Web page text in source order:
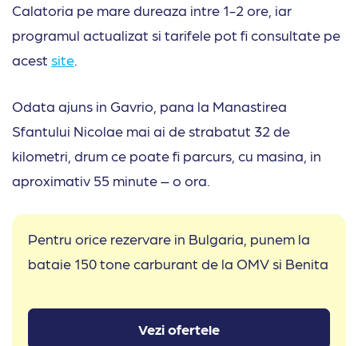
Calatoria pe mare dureaza intre 1-2 ore, iar
programul actualizat si tarifele pot fi consultate pe
acest site
Odata ajuns in Gavrio, pana la Manastirea
Sfantului Nicolae mai ai de strabatut 32 de
kilometri, drum ce poate fi parcurs, cu masina, in
aproximativ 55 minute – o ora.
Pentru orice rezervare in Bulgaria, punem la
bataie 150 tone carburant de la OMV si Benita
Vezi ofertele